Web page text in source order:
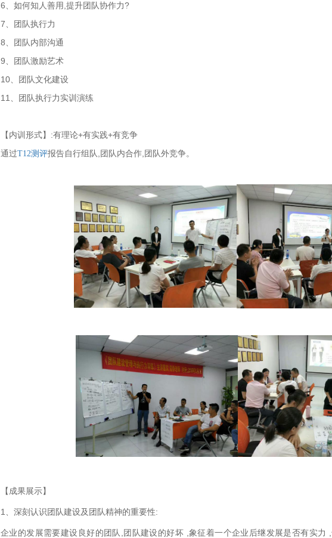
6、如何知人善用,提升团队协作力?
7、团队执行力
8、团队内部沟通
9、团队激励艺术
10、团队文化建设
11、团队执行力实训演练
【内训形式】:有理论+有实践+有竞争
通过T12测评报告自行组队,团队内合作,团队外竞争。
【成果展示】
1、深刻认识团队建设及团队精神的重要性:
企业的发展需要建设良好的团队,团队建设的好坏 ,象征着一个企业后继发展是否有实力